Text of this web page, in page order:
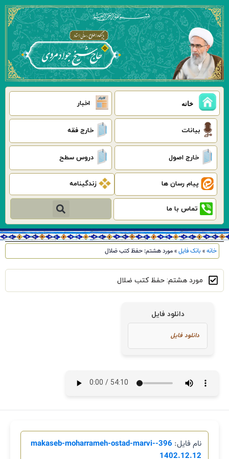
پرش
محتوا
خانه اخبار
بیانات خارج فقه
خارج اصول دروس سطح
پیام رسان ها زندگینامه
تماس با ما جستجو
خانه» بانک فایل»مورد هشتم: حفظ کتب ضلال
مورد هشتم: حفظ کتب ضلال
دانلود فایل
نام فایل:
396-makaseb-moharrameh-ostad-marvi-
1402.12.12